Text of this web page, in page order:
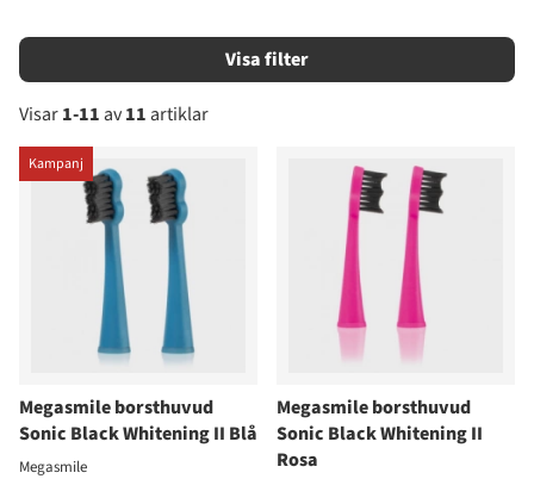
Filtrera
Visar1-11 av11 artiklar
Produkter
Kampanj
Megasmile borsthuvud
Sonic Black Whitening II Blå
Megasmile
Megasmile borsthuvud
Sonic Black Whitening II
Rosa